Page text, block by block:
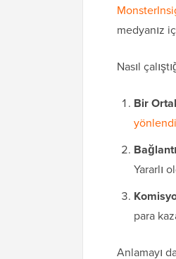
medyanız
Nasıl
Bir
Yararlı
para
Anlamayı